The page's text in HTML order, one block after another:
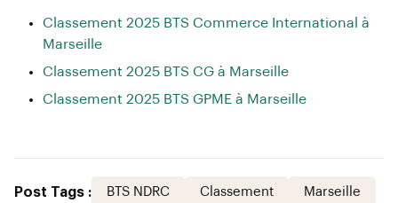
Classement 2025 BTS Commerce International à
Marseille
Classement 2025 BTS CG à Marseille
Classement 2025 BTS GPME à Marseille
Post Tags : BTS NDRC Classement Marseille